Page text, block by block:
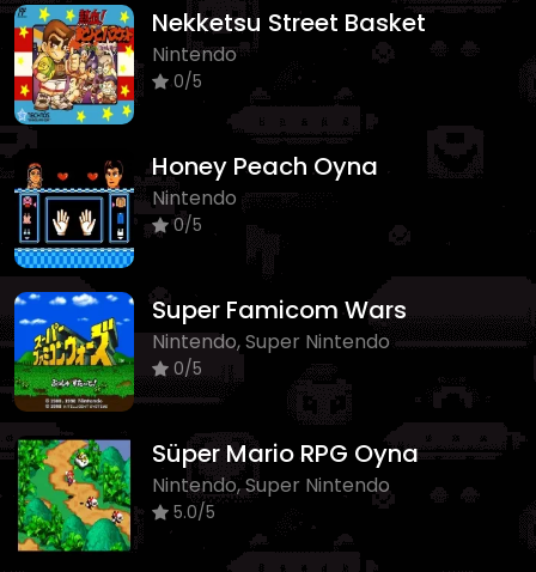
Nekketsu Street Basket
Nintendo
0/5
Honey Peach Oyna
Nintendo
0/5
Super Famicom Wars
Nintendo, Super Nintendo
0/5
Süper Mario RPG Oyna
Nintendo, Super Nintendo
5.0/5